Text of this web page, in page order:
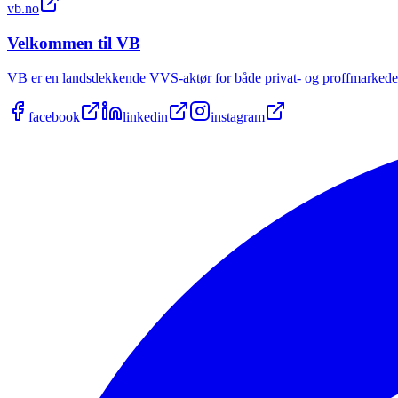
vb.no
Velkommen til VB
VB er en landsdekkende VVS-aktør for både privat- og
facebook linkedin instagram